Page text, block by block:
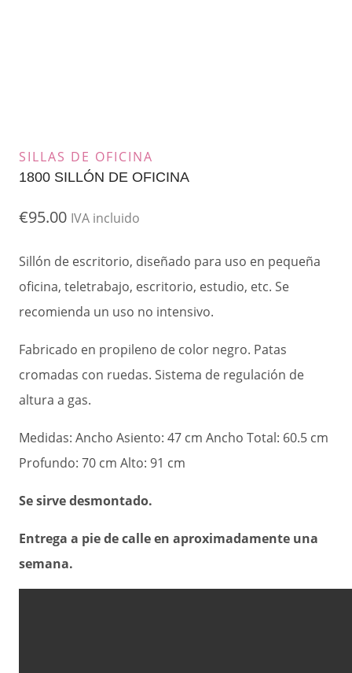
SILLAS DE OFICINA
1800 SILLÓN DE OFICINA
€95.00 IVA incluido
Sillón de escritorio, diseñado para uso en pequeña
oficina, teletrabajo, escritorio, estudio, etc. Se
recomienda un uso no intensivo.
Fabricado en propileno de color negro. Patas
cromadas con ruedas. Sistema de regulación de
altura a gas.
Medidas: Ancho Asiento: 47 cm Ancho Total: 60.5 cm
Profundo: 70 cm Alto: 91 cm
Se sirve desmontado.
Entrega a pie de calle en aproximadamente una
semana.